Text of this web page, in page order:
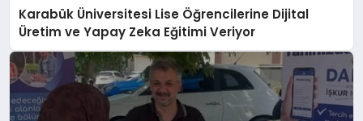
Karabük Üniversitesi Lise Öğrencilerine Dijital
Üretim ve Yapay Zeka Eğitimi Veriyor